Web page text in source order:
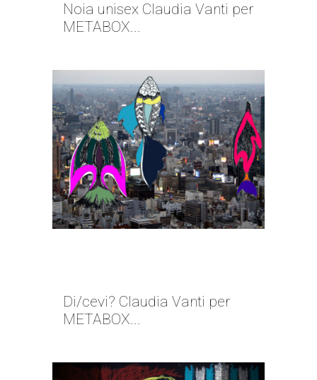
Noia unisex Claudia Vanti per
METABOX...
Di/cevi? Claudia Vanti per
METABOX...